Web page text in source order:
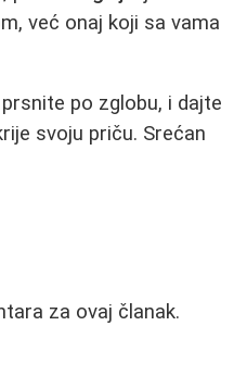
već onaj koji sa vama
po zglobu, i dajte
svoju priču. Srećan
za ovaj članak.